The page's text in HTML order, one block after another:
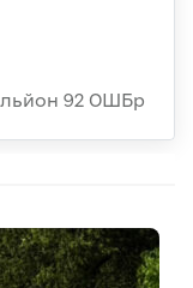
92 ОШБр